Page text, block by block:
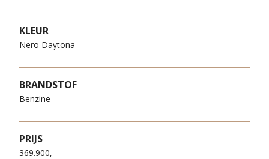
KLEUR
Nero Daytona
BRANDSTOF
Benzine
PRIJS
369.900,-